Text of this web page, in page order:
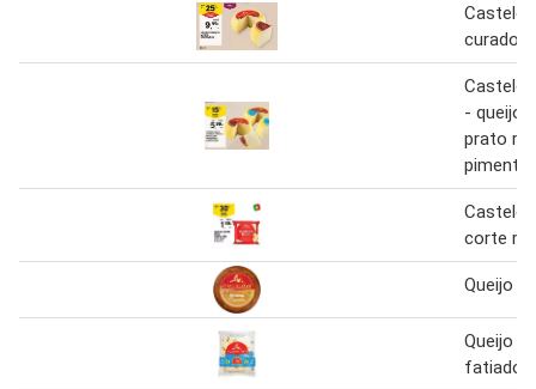
curado
- queijo
prato
corte
Queijo
Queijo
fatiado